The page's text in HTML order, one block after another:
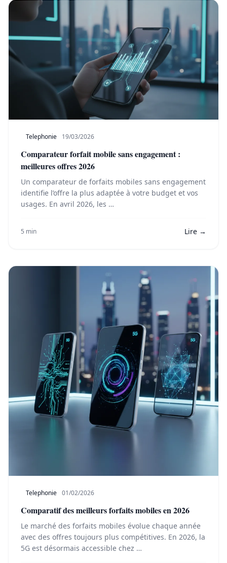
Telephonie 19/03/2026
Comparateur forfait mobile sans engagement :
meilleures offres 2026
Un comparateur de forfaits mobiles sans engagement
identifie l’offre la plus adaptée à votre budget et vos
usages. En avril 2026, les …
5 min Lire →
Telephonie 01/02/2026
Comparatif des meilleurs forfaits mobiles en 2026
Le marché des forfaits mobiles évolue chaque année
avec des offres toujours plus compétitives. En 2026, la
5G est désormais accessible chez …